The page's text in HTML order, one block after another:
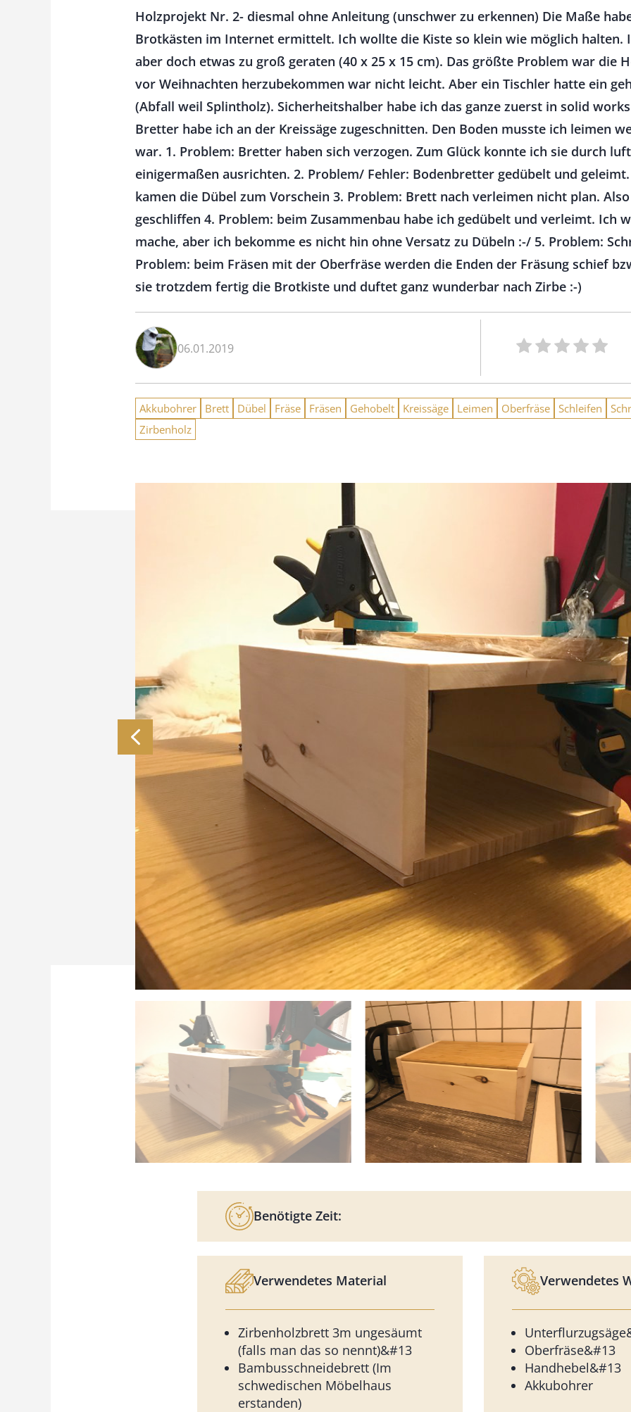
Holzprojekt Nr. 2- diesmal ohne Anleitung (unschwer zu erkennen) Die Maße
Brotkästen im Internet ermittelt. Ich wollte die Kiste so klein wie möglich halten.
aber doch etwas zu groß geraten (40 x 25 x 15 cm). Das größte Problem war die
vor Weihnachten herzubekommen war nicht leicht. Aber ein Tischler hatte ein
(Abfall weil Splintholz). Sicherheitshalber habe ich das ganze zuerst in solid
Bretter habe ich an der Kreissäge zugeschnitten. Den Boden musste ich leimen
war. 1. Problem: Bretter haben sich verzogen. Zum Glück konnte ich sie durch
einigermaßen ausrichten. 2. Problem/ Fehler: Bodenbretter gedübelt und
kamen die Dübel zum Vorschein 3. Problem: Brett nach verleimen nicht plan.
geschliffen 4. Problem: beim Zusammenbau habe ich gedübelt und verleimt. Ich
mache, aber ich bekomme es nicht hin ohne Versatz zu Dübeln :-/ 5. Problem:
Problem: beim Fräsen mit der Oberfräse werden die Enden der Fräsung schief
sie trotzdem fertig die Brotkiste und duftet ganz wunderbar nach Zirbe :-)
06.01.2019
Akkubohrer Brett Dübel Fräse Fräsen Gehobelt Kreissäge Leimen Oberfräse Schleifen
Zirbenholz
Benötigte Zeit:
Verwendetes Material
Zirbenholzbrett 3m ungesäumt
(falls man das so nennt)&#13
Bambusschneidebrett (Im
schwedischen Möbelhaus
erstanden)
Verwendetes
Oberfräse&#13
Handhebel&#13
Akkubohrer